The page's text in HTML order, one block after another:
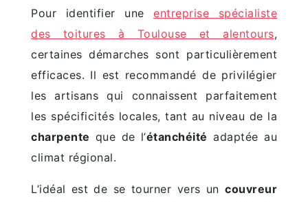
Pour identifier une entreprise spécialiste
des toitures à Toulouse et alentours,
certaines démarches sont particulièrement
efficaces. Il est recommandé de privilégier
les artisans qui connaissent parfaitement
les spécificités locales, tant au niveau de la
charpente que de l’étanchéité adaptée au
climat régional.
L’idéal est de se tourner vers un couvreur